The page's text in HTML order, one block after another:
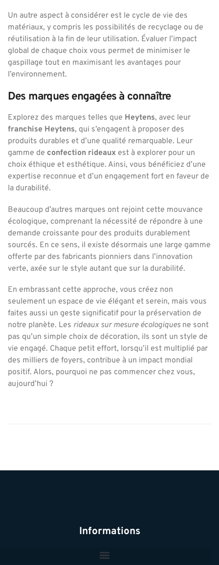
Un autre aspect à considérer est le cycle de vie des
matériaux, y compris les possibilités de recyclage ou de
réutilisation à la fin de leur utilisation. Évaluer l’impact
global de chaque choix vous permet de minimiser le
gaspillage tout en maximisant les avantages pour
l’environnement.
Des marques engagées à connaître
Explorez des marques telles que Heytens, avec leur
franchise Heytens, qui s’engagent à proposer des
produits durables et d’une qualité remarquable. Leur
gamme de confection rideaux est à explorer pour un
choix éthique et esthétique. Ainsi, vous bénéficiez d’une
expertise reconnue et d’un engagement fort en faveur de
la durabilité.
Beaucoup d’autres marques ont rejoint cette mouvance
écologique, comprenant la nécessité de répondre à une
demande croissante pour des produits durablement
sourcés. En ce sens, il existe désormais une large gamme
offerte par des fabricants pionniers dans l’innovation
verte, axée sur le style autant que sur la durabilité.
En embrassant cette approche, vous créez non
seulement un espace de vie élégant et serein, mais vous
faites aussi un geste significatif pour la préservation de
notre planète. Les rideaux sur mesure écologiques ne sont
pas qu’un simple choix de décoration, ils sont un style de
vie engagé. Chaque petit effort, lorsqu’il est multiplié par
des milliers de foyers, contribue à un impact mondial
positif. Alors, pourquoi ne pas commencer chez vous,
aujourd’hui ?
Informations